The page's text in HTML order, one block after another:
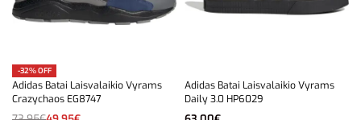
-32% OFF
Adidas Batai Laisvalaikio Vyrams
Crazychaos EG8747
Adidas Batai Laisvalaikio Vyrams
Daily 3.0 HP6029